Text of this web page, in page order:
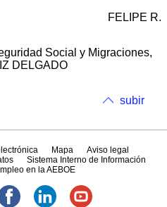
FELIPE R.
Social y Migraciones,
DELGADO
subir
Mapa
Aviso legal
Sistema Interno de Información
en la AEBOE